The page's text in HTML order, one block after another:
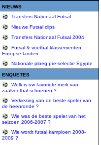
NIEUWS
Transfers Nationaal Futsal
Nieuwe Futsal clips
Transfers Nationaal Futsal 2004
Futsal & voetbal klassementen
Europse landen
Nationale ploeg pre-selectie Egypte
ENQUETES
Welk is uw favoriete merk van
zaalvoetbal schoenen ?
Verkiezing van de beste speler van
de heenronde ?
Wie was de beste speler van het
seizoen 2006-2007 ?
Wie wordt futsal kampioen 2008-
2009 ?